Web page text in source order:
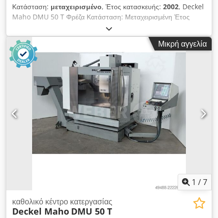
Κατάσταση: μεταχειρισμένο, Έτος κατασκευής: 2002, Deckel
Maho DMU 50 T Φρέζα Κατάσταση: Μεταχειρισμένη Έτος
κατασκευής: 2002 Τεχνικά χαρακτηριστικά Υποδοχή εργαλείων:
SK 40 Θέσεις εργαλείων: 16 τεμ. Διαδρομές Χ/Υ/Ζ: 500 mm /
400 mm / 400 mm Εύρος στροφών: 20 - 9000 στροφές/λεπτό
απεριόριστα ρυθμιζόμενο Διαστάσεις τραπεζιού: 700 mm x 500
mm, περιστρεφόμενο τραπέζι Ισχύς κινητήρα: στο 100% ED 9
kW / στο 40% ED 13 kW Σύνδεση: συνολικά 17 kVA
Dsdpeyrgk Eofx Aahock Βάρος: περ. 3000 kg Διαστάσεις
ΜxΠxΥ: περ. 2100 mm x 1520 mm (χωρίς περιφερειακά) /
περ. 2140 mm
Μικρή αγγελία
1 /7
καθολικό κέντρο κατεργασίας
Deckel Maho DMU 50 T